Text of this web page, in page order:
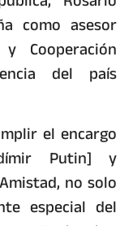
como asesor
Cooperación
del país
el encargo
Putin] y
no solo
especial del